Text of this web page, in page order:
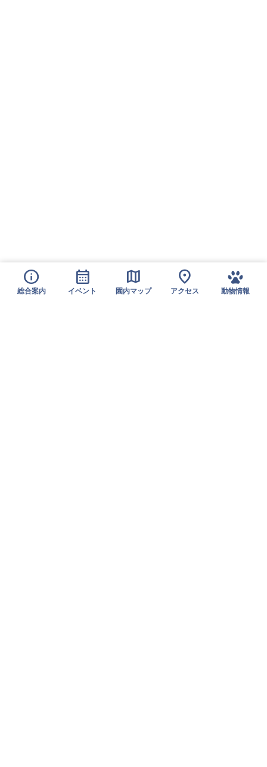
info
総合案内
calendar_month
イベント
map
園内マップ
location_on
アクセス 動物情報